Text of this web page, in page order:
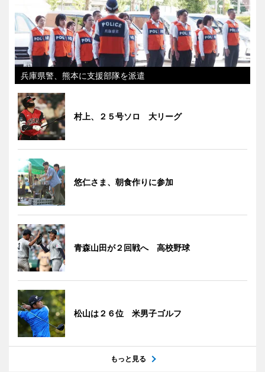
兵庫県警、熊本に支援部隊を派遣
村上、２５号ソロ 大リーグ
悠仁さま、朝食作りに参加
青森山田が２回戦へ 高校野球
松山は２６位 米男子ゴルフ
もっと見る